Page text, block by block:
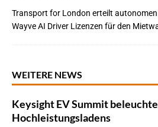
Transport for London erteilt
Wayve AI Driver Lizenzen für den
WEITERE NEWS
Keysight EV Summit
Hochleistungsladens